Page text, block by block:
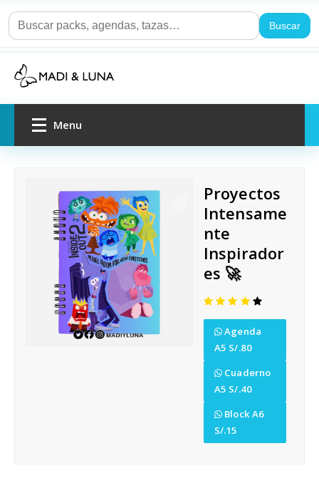
Buscar
Menu
Packs de regalo
Por ocasión
Agendas y cuadernos
Tazas y accesorios
Proyectos
Intensame
nte
Inspirador
es 🚀
Agenda
A5 S/.80
Cuaderno
A5 S/.40
Block A6
S/.15